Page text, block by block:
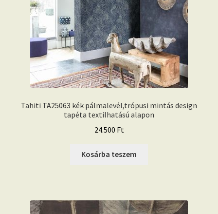
Tahiti TA25063 kék pálmalevél,trópusi mintás design
tapéta textilhatású alapon
24.500 Ft
Kosárba teszem